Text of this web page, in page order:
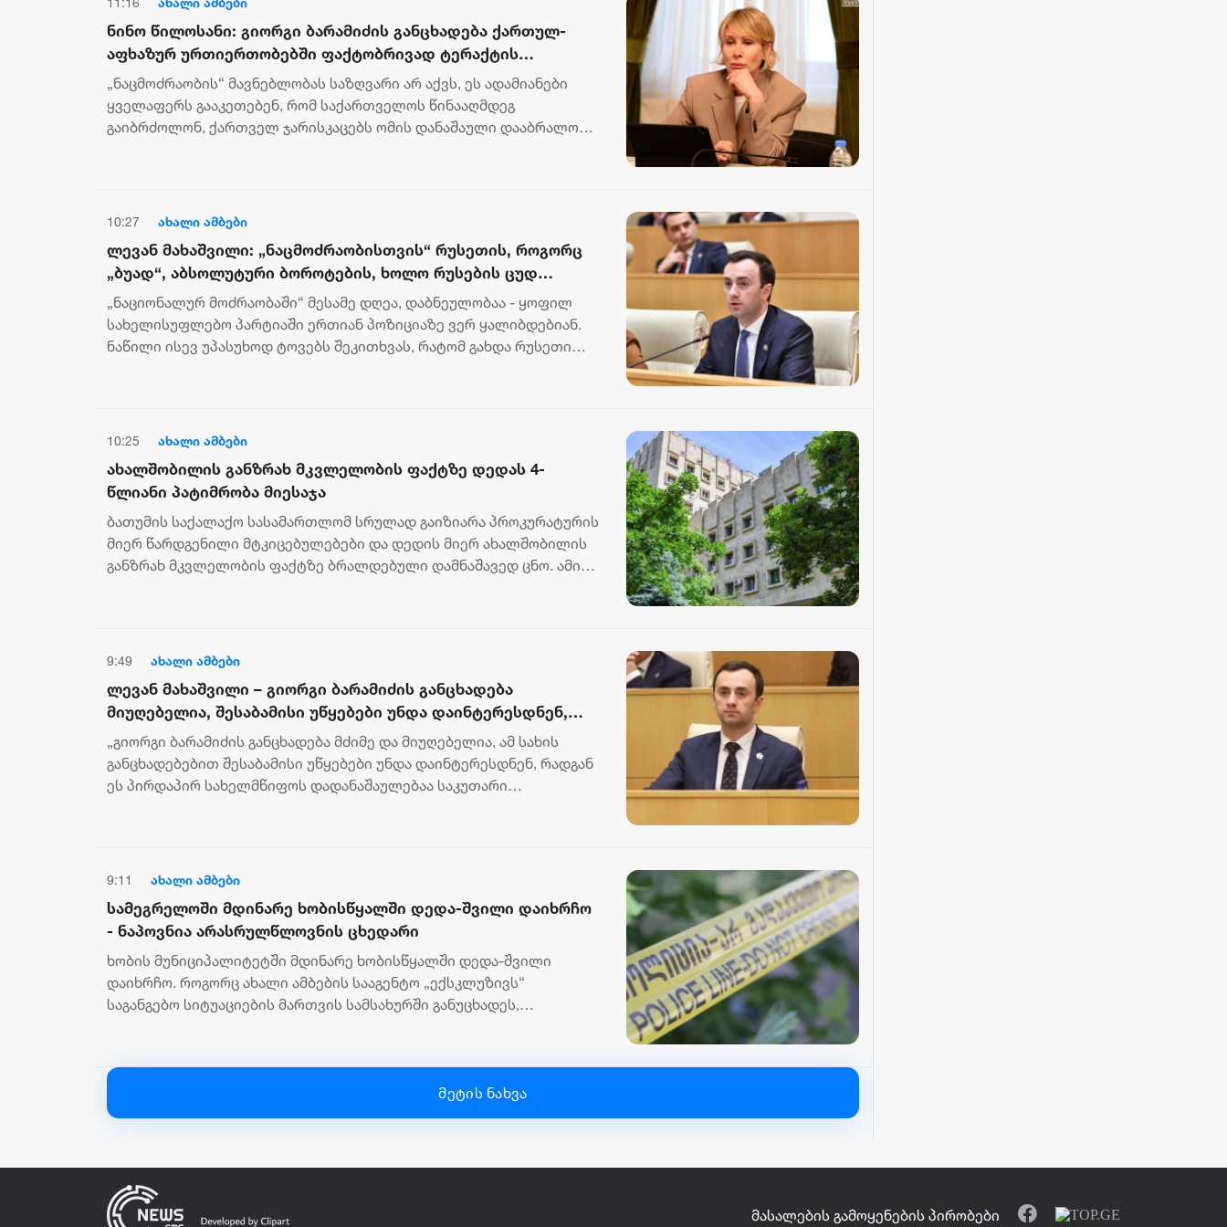
ნინო წილოსანი: გიორგი ბარამიძის განცხადება ქართულ-
აფხაზურ ურთიერთობებში ფაქტობრივად ტერაქტის
ტოლფასია
„ნაცმოძრაობის“ მავნებლობას საზღვარი არ აქვს, ეს ადამიანები
ყველაფერს გააკეთებენ, რომ საქართველოს წინააღმდეგ
გაიბრძოლონ, ქართველ ჯარისკაცებს ომის დანაშაული დააბრალონ,
10:27 ახალი ამბები
ლევან მახაშვილი: „ნაცმოძრაობისთვის“ რუსეთის, როგორც
„ბუად“, აბსოლუტური ბოროტების, ხოლო რუსების ცუდ
ხალხად წარმოჩენის თემა განსაკუთრებით ტრენდული 2022
წლიდან გახდა, თუმცა მათი მრავალწლიანი პრაქტიკა
სრულიად სხვა რამეზე მეტყველებს
„ნაციონალურ მოძრაობაში“ მესამე დღეა, დაბნეულობაა - ყოფილ
სახელისუფლებო პარტიაში ერთიან პოზიციაზე ვერ ყალიბდებიან.
ნაწილი ისევ უპასუხოდ ტოვებს შეკითხვას, რატომ გახდა რუსეთი
10:25 ახალი ამბები
ახალშობილის განზრახ მკვლელობის ფაქტზე დედას 4-
წლიანი პატიმრობა მიესაჯა
ბათუმის საქალაქო სასამართლომ სრულად გაიზიარა პროკურატურის
მიერ წარდგენილი მტკიცებულებები და დედის მიერ ახალშობილის
განზრახ მკვლელობის ფაქტზე ბრალდებული დამნაშავედ ცნო. ამის
9:49 ახალი ამბები
ლევან მახაშვილი – გიორგი ბარამიძის განცხადება
მიუღებელია, შესაბამისი უწყებები უნდა დაინტერესდნენ,
რადგან ეს სახელმწიფოს დადანაშაულებაა საკუთარი
ჯარისკაცების მიერ ომში ჩადენილ მძიმე დანაშაულებში
„გიორგი ბარამიძის განცხადება მძიმე და მიუღებელია, ამ სახის
განცხადებებით შესაბამისი უწყებები უნდა დაინტერესდნენ, რადგან
ეს პირდაპირ სახელმწიფოს დადანაშაულებაა საკუთარი
9:11 ახალი ამბები
სამეგრელოში მდინარე ხობისწყალში დედა-შვილი დაიხრჩო
- ნაპოვნია არასრულწლოვნის ცხედარი
ხობის მუნიციპალიტეტში მდინარე ხობისწყალში დედა-შვილი
დაიხრჩო. როგორც ახალი ამბების სააგენტო „ექსკლუზივს“
საგანგებო სიტუაციების მართვის სამსახურში განუცხადეს,
მეტის ნახვა
მასალების გამოყენების პირობები